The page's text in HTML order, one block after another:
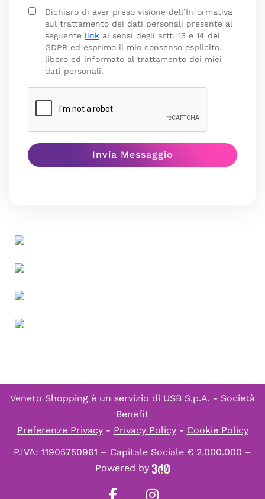
Dichiaro di aver preso visione dell’Informativa
sul trattamento dei dati personali presente al
seguente link ai sensi degli artt. 13 e 14 del
GDPR ed esprimo il mio consenso esplicito,
libero ed informato al trattamento dei miei
dati personali.
Veneto Shopping è un servizio di USB S.p.A. - Società
Benefit
Preferenze Privacy- Privacy Policy- Cookie Policy
P.IVA: 11905750961 – Capitale Sociale € 2.000.000 –
Powered by